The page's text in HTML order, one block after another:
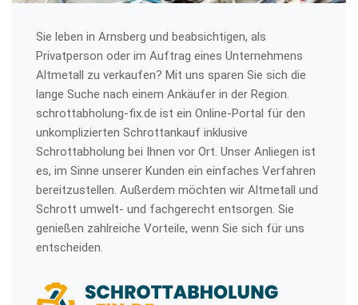
Sie leben in Arnsberg und beabsichtigen, als
Privatperson oder im Auftrag eines Unternehmens
Altmetall zu verkaufen? Mit uns sparen Sie sich die
lange Suche nach einem Ankäufer in der Region.
schrottabholung-fix.de ist ein Online-Portal für den
unkomplizierten Schrottankauf inklusive
Schrottabholung bei Ihnen vor Ort. Unser Anliegen ist
es, im Sinne unserer Kunden ein einfaches Verfahren
bereitzustellen. Außerdem möchten wir Altmetall und
Schrott umwelt- und fachgerecht entsorgen. Sie
genießen zahlreiche Vorteile, wenn Sie sich für uns
entscheiden.